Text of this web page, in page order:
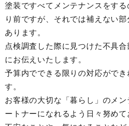
塗装ですべてメンテナンスをす
り前ですが、それでは補えない
あります。
点検調査した際に見つけた不具
にお伝えいたします。
予算内でできる限りの対応ができ
す。
お客様の大切な「暮らし」のメ
ートナーになれるよう日々努めて